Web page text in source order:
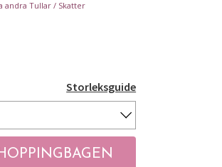
andra Tullar / Skatter
Storleksguide